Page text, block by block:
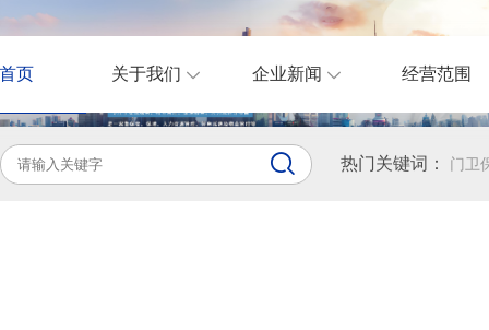
页 关于我们 企业新闻 经营范围
热门关键词： 门卫